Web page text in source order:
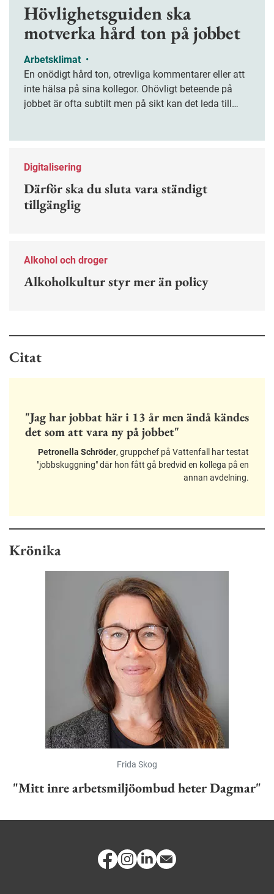
Hövlighetsguiden ska
motverka hård ton på jobbet
Arbetsklimat •
En onödigt hård ton, otrevliga kommentarer eller att
inte hälsa på sina kollegor. Ohövligt beteende på
jobbet är ofta subtilt men på sikt kan det leda till
Digitalisering
Därför ska du sluta vara ständigt
tillgänglig
Alkohol och droger
Alkoholkultur styr mer än policy
Citat
"Jag har jobbat här i 13 år men ändå kändes
det som att vara ny på jobbet"
Petronella Schröder, gruppchef på Vattenfall har testat
"jobbskuggning" där hon fått gå bredvid en kollega på en
annan avdelning.
Krönika
Frida Skog
"Mitt inre arbetsmiljöombud heter Dagmar"